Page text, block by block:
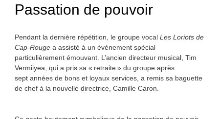
Passation de pouvoir
Pendant la dernière répétition, le groupe vocal Les Loriots de
Cap-Rouge a assisté à un événement spécial
particulièrement émouvant. L’ancien directeur musical, Tim
Vermilyea, qui a pris sa « retraite » du groupe après
sept années de bons et loyaux services, a remis sa baguette
de chef à la nouvelle directrice, Camille Caron.